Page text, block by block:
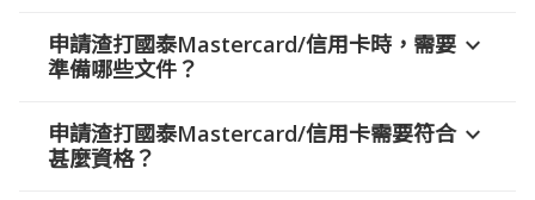
申請渣打國泰Mastercard/信用卡時，需要
準備哪些文件？
expand_more
申請渣打國泰Mastercard/信用卡需要符合
甚麼資格？
expand_more